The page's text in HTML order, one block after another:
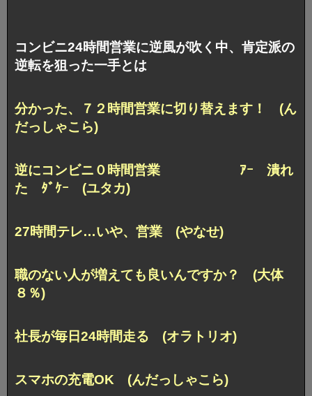
コンビニ24時間営業に逆風が吹く中、肯定派の
逆転を狙った一手とは
分かった、７２時間営業に切り替えます！ (ん
だっしゃこら)
逆にコンビニ０時間営業 ｱｰ 潰れ
た ﾀﾞｹｰ (ユタカ)
27時間テレ…いや、営業 (やなせ)
職のない人が増えても良いんですか？ (大体
８％)
社長が毎日24時間走る (オラトリオ)
スマホの充電OK (んだっしゃこら)